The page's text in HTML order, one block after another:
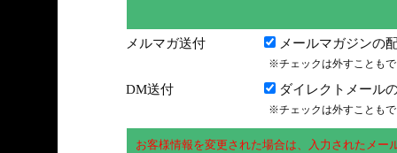
メルマガ送付 メールマガジンの
※チェックは外すことも
DM送付 ダイレクトメール
※チェックは外すことも
お客様情報を変更された場合は、入力されたメ